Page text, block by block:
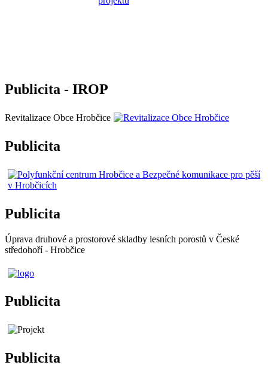
Publicita - IROP
Revitalizace Obce Hrobčice
Publicita
Publicita
Úprava druhové a prostorové skladby lesních porostů v České
středohoří - Hrobčice
Publicita
Publicita